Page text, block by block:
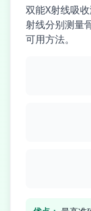
双能X射线吸
射线分别测量
可用方法。